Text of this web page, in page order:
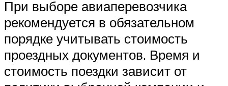
При выборе авиаперевозчика
рекомендуется в обязательном
порядке учитывать стоимость
проездных документов. Время и
стоимость поездки зависит от